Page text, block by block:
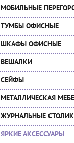
МОБИЛЬНЫЕ
ТУМБЫ ОФИСНЫЕ
ШКАФЫ ОФИСНЫЕ
ВЕШАЛКИ
СЕЙФЫ
МЕТАЛЛИЧЕСКАЯ
ЖУРНАЛЬНЫЕ
ЯРКИЕ АКСЕССУАРЫ